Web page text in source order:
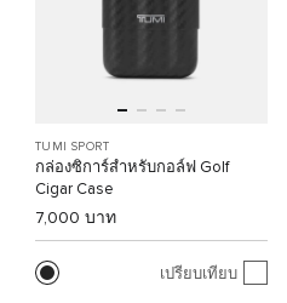
TUMI SPORT
กล่องซิการ์สำหรับกอล์ฟ Golf
Cigar Case
7,000 บาท
เปรียบเทียบ